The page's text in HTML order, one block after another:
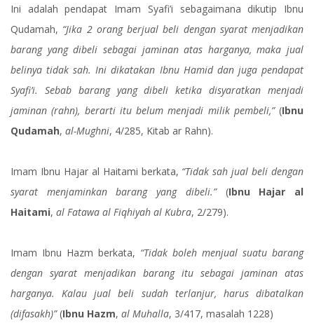
Ini adalah pendapat Imam Syafi’i sebagaimana dikutip Ibnu
Qudamah, “Jika 2 orang berjual beli dengan syarat menjadikan
barang yang dibeli sebagai jaminan atas harganya, maka jual
belinya tidak sah. Ini dikatakan Ibnu Hamid dan juga pendapat
Syafi’i. Sebab barang yang dibeli ketika disyaratkan menjadi
jaminan (rahn), berarti itu belum menjadi milik pembeli,”(Ibnu
Qudamah, al-Mughni, 4/285, Kitab ar Rahn).
Imam Ibnu Hajar al Haitami berkata, “Tidak sah jual beli dengan
syarat menjaminkan barang yang dibeli.”(Ibnu Hajar al
Haitami, al Fatawa al Fiqhiyah al Kubra, 2/279).
Imam Ibnu Hazm berkata, “Tidak boleh menjual suatu barang
dengan syarat menjadikan barang itu sebagai jaminan atas
harganya. Kalau jual beli sudah terlanjur, harus dibatalkan
(difasakh)”(Ibnu Hazm, al Muhalla, 3/417, masalah 1228)